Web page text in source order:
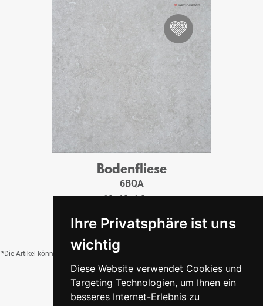
Ihre Privatsphäre ist uns
wichtig
Diese Website verwendet Cookies und
Targeting Technologien, um Ihnen ein
besseres Internet-Erlebnis zu
Bodenfliese
6BQA
60x60x1,0 cm
*Die Artikel können durch Belichtung, Charge, Brand, Formate und weitere Einflüsse
von der Abbildung abweichen.